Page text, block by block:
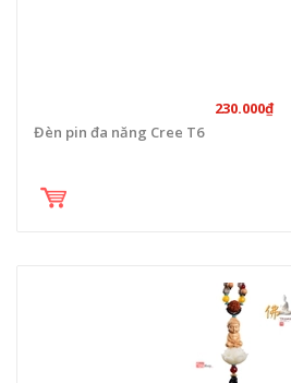
230.000₫
Đèn pin đa năng Cree T6